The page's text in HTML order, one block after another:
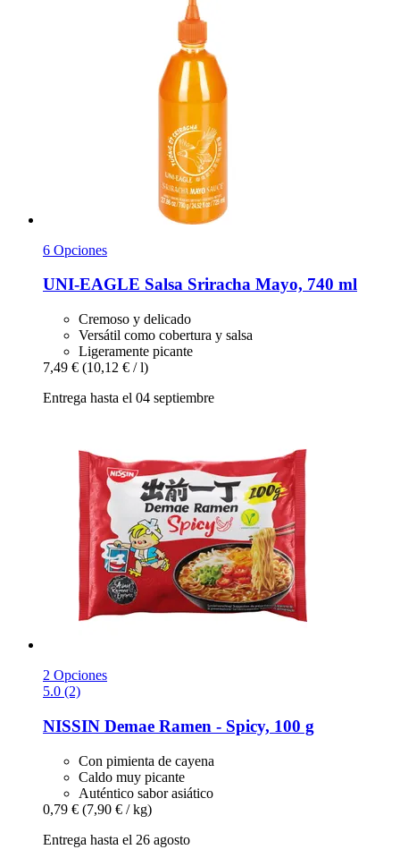
6 Opciones
UNI-EAGLE Salsa Sriracha Mayo, 740 ml
Cremoso y delicado
Versátil como cobertura y salsa
Ligeramente picante
7,49 € (10,12 € / l)
Entrega hasta el 04 septiembre
2 Opciones
5.0 (2)
NISSIN Demae Ramen -​ Spicy, 100 g
Con pimienta de cayena
Caldo muy picante
Auténtico sabor asiático
0,79 € (7,90 € / kg)
Entrega hasta el 26 agosto